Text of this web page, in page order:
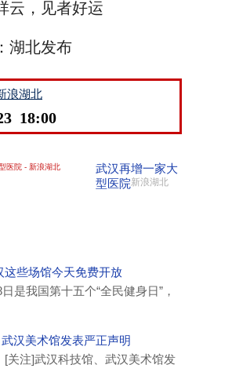
，见者好运
北发布
浪湖北
18:00
武汉再增一家大
型医院新浪湖北
这些场馆今天免费开放
我国第十五个“全民健身日”，
汉美术馆发表严正声明
注]武汉科技馆、武汉美术馆发